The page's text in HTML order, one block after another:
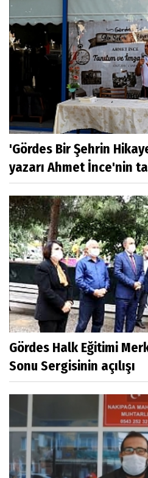
'Gördes Bir Şehrin
yazarı Ahmet İnce'nin
Gördes Halk Eğitimi
Sonu Sergisinin açılışı